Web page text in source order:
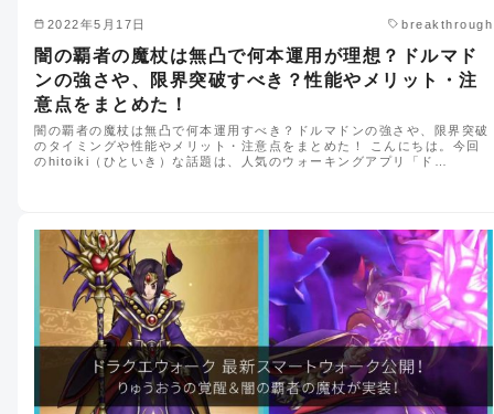
2022年5月17日 breakthrough
闇の覇者の魔杖は無凸で何本運用が理想？ドルマド
ンの強さや、限界突破すべき？性能やメリット・注
意点をまとめた！
闇の覇者の魔杖は無凸で何本運用すべき？ドルマドンの強さや、限界突破
のタイミングや性能やメリット・注意点をまとめた！ こんにちは。今回
のhitoiki（ひといき）な話題は、人気のウォーキングアプリ「ド…